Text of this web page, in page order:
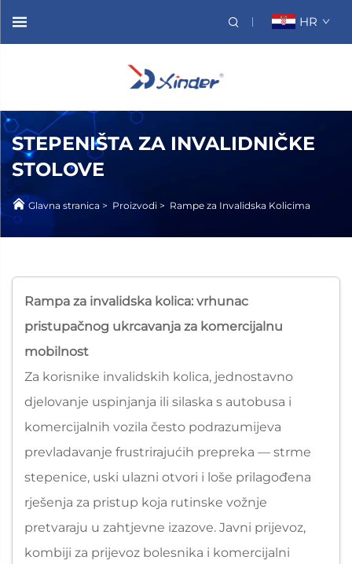
HR
STEPENIŠTA ZA INVALIDNIČKE
STOLOVE
Glavna stranica > Proizvodi > Rampe za Invalidska Kolicima
Rampa za invalidska kolica: vrhunac
pristupačnog ukrcavanja za komercijalnu
mobilnost
Za korisnike invalidskih kolica, jednostavno
djelovanje uspinjanja ili silaska s autobusa i
komercijalnih vozila često podrazumijeva
prevladavanje frustrirajućih prepreka — strme
stepenice, uski ulazni otvori i loše prilagođena
rješenja za pristup koja rutinske vožnje
pretvaraju u zahtjevne izazove. Javni prijevoz,
kombiji za prijevoz bolesnika i komercijalni